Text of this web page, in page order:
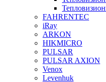
FAHRENTEC
iRay
ARKON
HIKMICRO
PULSAR
PULSAR AXION
Venox
Levenhuk